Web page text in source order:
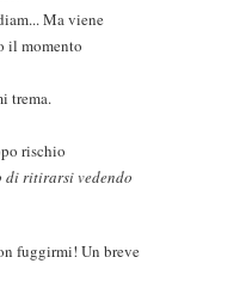
Ma viene
il momento
trema.
rischio
di ritirarsi vedendo
Un breve